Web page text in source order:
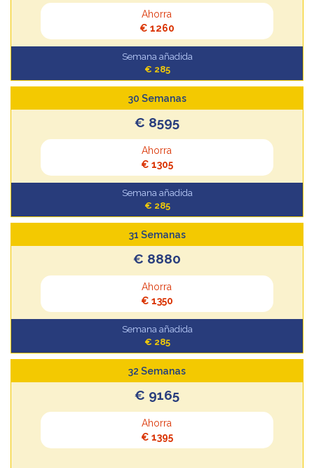
Ahorra
€ 1260
Semana añadida
€ 285
30 Semanas
€ 8595
Ahorra
€ 1305
Semana añadida
€ 285
31 Semanas
€ 8880
Ahorra
€ 1350
Semana añadida
€ 285
32 Semanas
€ 9165
Ahorra
€ 1395